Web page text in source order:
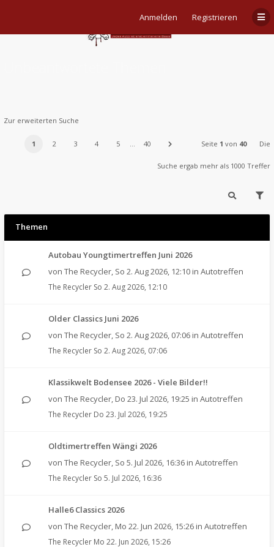
Anmelden Registrieren
Zur erweiterten Suche
1 2 3 4 5 … 40 Seite 1 von 40 Die
Suche ergab mehr als 1000 Treffer
Themen
Autobau Youngtimertreffen Juni 2026
von The Recycler, So 2. Aug 2026, 12:10 in Autotreffen
The Recycler So 2. Aug 2026, 12:10
Older Classics Juni 2026
von The Recycler, So 2. Aug 2026, 07:06 in Autotreffen
The Recycler So 2. Aug 2026, 07:06
Klassikwelt Bodensee 2026 - Viele Bilder!!
von The Recycler, Do 23. Jul 2026, 19:25 in Autotreffen
The Recycler Do 23. Jul 2026, 19:25
Oldtimertreffen Wängi 2026
von The Recycler, So 5. Jul 2026, 16:36 in Autotreffen
The Recycler So 5. Jul 2026, 16:36
Halle6 Classics 2026
von The Recycler, Mo 22. Jun 2026, 15:26 in Autotreffen
The Recycler Mo 22. Jun 2026, 15:26